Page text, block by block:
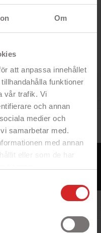
Om
att anpassa innehållet
funktioner
vår trafik. Vi
och annan
medier och
samarbetar med.
med annan
eller som de har
läder med soft coating

till Samsung
plånboksfodral
magnetiskt
laddning

Galaxy S20